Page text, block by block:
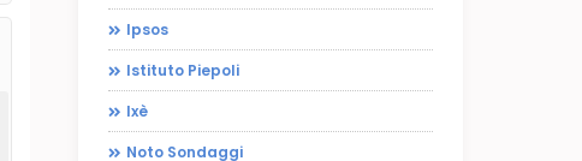
Ipsos
Istituto Piepoli
Ixè
Noto Sondaggi